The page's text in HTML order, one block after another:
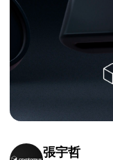
張宇哲